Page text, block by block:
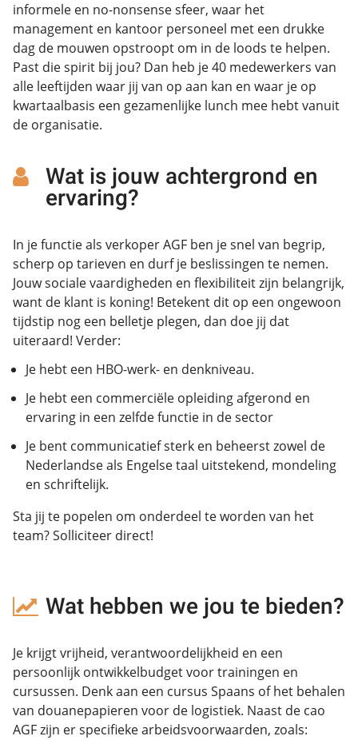
informele en no-nonsense sfeer, waar het
management en kantoor personeel met een drukke
dag de mouwen opstroopt om in de loods te helpen.
Past die spirit bij jou? Dan heb je 40 medewerkers van
alle leeftijden waar jij van op aan kan en waar je op
kwartaalbasis een gezamenlijke lunch mee hebt vanuit
de organisatie.
Wat is jouw achtergrond en
ervaring?
In je functie als verkoper AGF ben je snel van begrip,
scherp op tarieven en durf je beslissingen te nemen.
Jouw sociale vaardigheden en flexibiliteit zijn belangrijk,
want de klant is koning! Betekent dit op een ongewoon
tijdstip nog een belletje plegen, dan doe jij dat
uiteraard! Verder:
Je hebt een HBO-werk- en denkniveau.
Je hebt een commerciële opleiding afgerond en
ervaring in een zelfde functie in de sector
Je bent communicatief sterk en beheerst zowel de
Nederlandse als Engelse taal uitstekend, mondeling
en schriftelijk.
Sta jij te popelen om onderdeel te worden van het
team? Solliciteer direct!
Wat hebben we jou te bieden?
Je krijgt vrijheid, verantwoordelijkheid en een
persoonlijk ontwikkelbudget voor trainingen en
cursussen. Denk aan een cursus Spaans of het behalen
van douanepapieren voor de logistiek. Naast de cao
AGF zijn er specifieke arbeidsvoorwaarden, zoals: